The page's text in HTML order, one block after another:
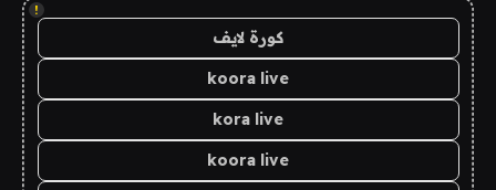
!
كورة لايف
koora live
kora live
koora live